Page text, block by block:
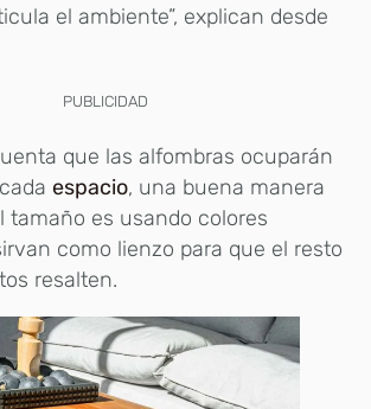
el ambiente”, explican desde
PUBLICIDAD
que las alfombras ocuparán
espacio, una buena manera
tamaño es usando colores
como lienzo para que el resto
resalten.